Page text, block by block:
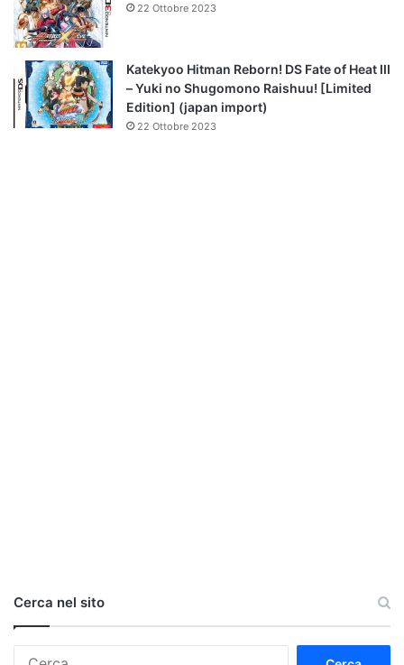
22 Ottobre 2023
Katekyoo Hitman Reborn! DS Fate of Heat III
– Yuki no Shugomono Raishuu! [Limited
Edition] (japan import)
22 Ottobre 2023
Cerca nel sito